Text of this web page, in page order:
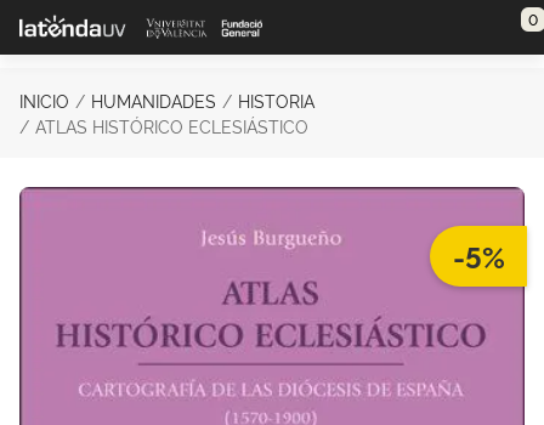
Saltar al contenido principal 0
INICIO HUMANIDADES
HISTORIA
ATLAS HISTÓRICO ECLESIÁSTICO
-5%